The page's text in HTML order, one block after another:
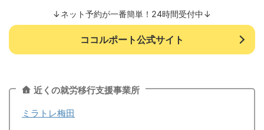
↓ネット予約が一番簡単！24時間受付中↓
ココルポート公式サイト
近くの就労移行支援事業所
ミラトレ梅田